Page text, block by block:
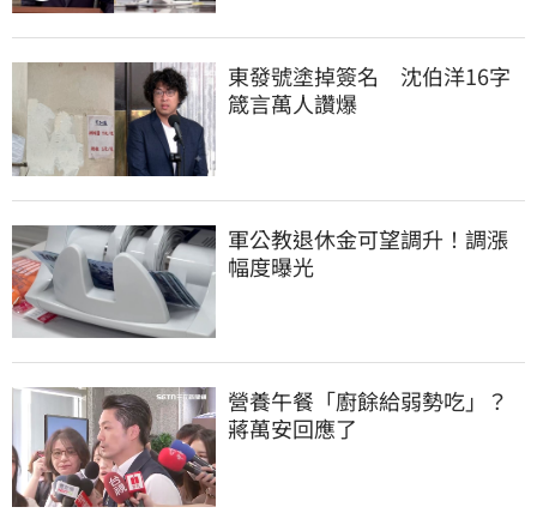
東發號塗掉簽名　沈伯洋16字
箴言萬人讚爆
軍公教退休金可望調升！調漲
幅度曝光
營養午餐「廚餘給弱勢吃」？
蔣萬安回應了